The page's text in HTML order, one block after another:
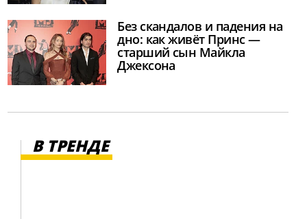
Без скандалов и падения на
дно: как живёт Принс —
старший сын Майкла
Джексона
В ТРЕНДЕ